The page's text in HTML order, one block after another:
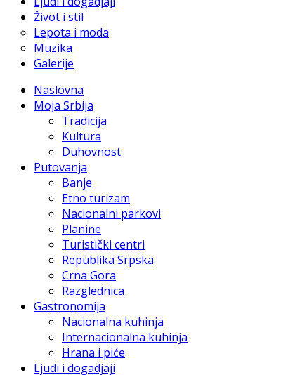
Život i stil
Lepota i moda
Muzika
Galerije
Naslovna
Moja Srbija
Tradicija
Kultura
Duhovnost
Putovanja
Banje
Etno turizam
Nacionalni parkovi
Planine
Turistički centri
Republika Srpska
Crna Gora
Razglednica
Gastronomija
Nacionalna kuhinja
Internacionalna kuhinja
Hrana i piće
Ljudi i dogadjaji